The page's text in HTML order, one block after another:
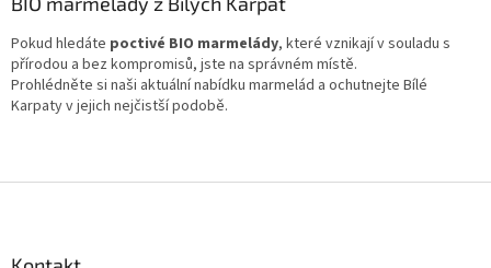
Pokud hledáte poctivé BIO marmelády, které vznikají v souladu s
přírodou a bez kompromisů, jste na správném místě.
Prohlédněte si naši aktuální nabídku marmelád a ochutnejte Bílé
Karpaty v jejich nejčistší podobě.